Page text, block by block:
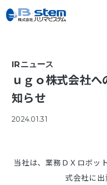
IRニュース
ｕｇｏ株式会社
知らせ
2024.01.31
当社は、業務ＤＸロボッ
式会社に出